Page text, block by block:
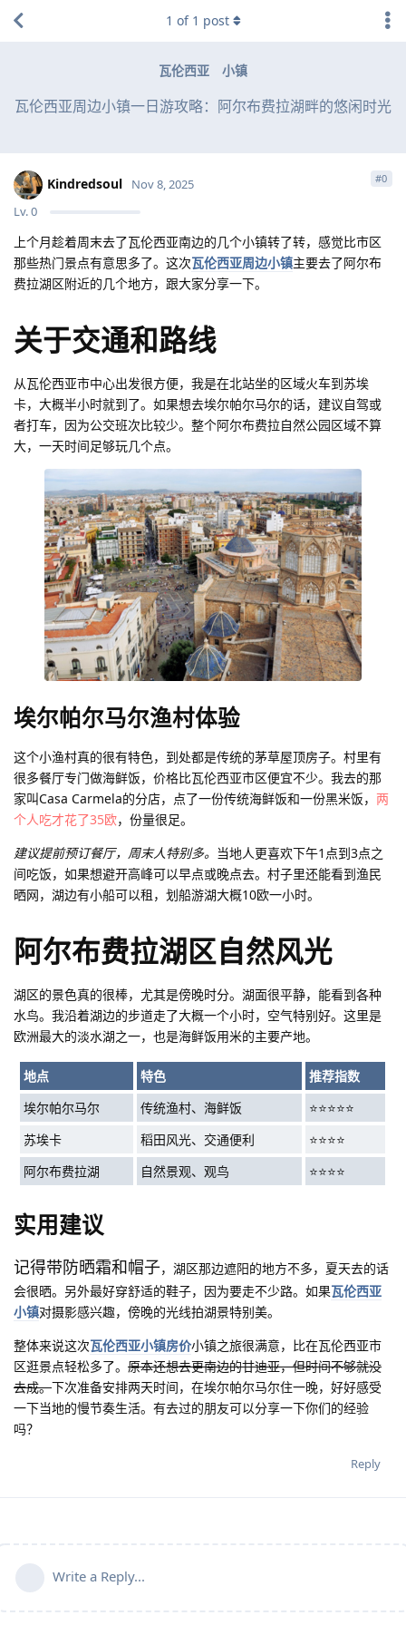
瓦伦西亚 小镇
瓦伦西亚周边小镇一日游攻略：阿尔布费拉湖畔的悠闲时光
1 of 1 post
Kindredsoul
Lv.0
Nov 8, 2025 #0
上个月趁着周末去了瓦伦西亚南边的几个小镇转了转，感觉比市区
那些热门景点有意思多了。这次瓦伦西亚周边小镇主要去了阿尔布
费拉湖区附近的几个地方，跟大家分享一下。
关于交通和路线
从瓦伦西亚市中心出发很方便，我是在北站坐的区域火车到苏埃
卡，大概半小时就到了。如果想去埃尔帕尔马尔的话，建议自驾或
者打车，因为公交班次比较少。整个阿尔布费拉自然公园区域不算
大，一天时间足够玩几个点。
埃尔帕尔马尔渔村体验
这个小渔村真的很有特色，到处都是传统的茅草屋顶房子。村里有
很多餐厅专门做海鲜饭，价格比瓦伦西亚市区便宜不少。我去的那
家叫Casa Carmela的分店，点了一份传统海鲜饭和一份黑米饭， 两
个人吃才花了35欧，份量很足。
建议提前预订餐厅，周末人特别多。 当地人更喜欢下午1点到3点之
间吃饭，如果想避开高峰可以早点或晚点去。村子里还能看到渔民
晒网，湖边有小船可以租，划船游湖大概10欧一小时。
阿尔布费拉湖区自然风光
湖区的景色真的很棒，尤其是傍晚时分。湖面很平静，能看到各种
水鸟。我沿着湖边的步道走了大概一个小时，空气特别好。这里是
欧洲最大的淡水湖之一，也是海鲜饭用米的主要产地。
地点 特色
推荐指数
埃尔帕尔马尔
传统渔村、海鲜饭
⭐⭐⭐⭐⭐
苏埃卡
稻田风光、交通便利
⭐⭐⭐⭐
阿尔布费拉湖
自然景观、观鸟 ⭐⭐⭐⭐
实用建议
记得带防晒霜和帽子，湖区那边遮阳的地方不多，夏天去的话
会很晒。另外最好穿舒适的鞋子，因为要走不少路。如果瓦伦西亚
小镇对摄影感兴趣，傍晚的光线拍湖景特别美。
整体来说这次瓦伦西亚小镇房价小镇之旅很满意，比在瓦伦西亚市
区逛景点轻松多了。 原本还想去更南边的甘迪亚，但时间不够就没
去成。下次准备安排两天时间，在埃尔帕尔马尔住一晚，好好感受
一下当地的慢节奏生活。有去过的朋友可以分享一下你们的经验
吗？
Reply
Write a Reply...